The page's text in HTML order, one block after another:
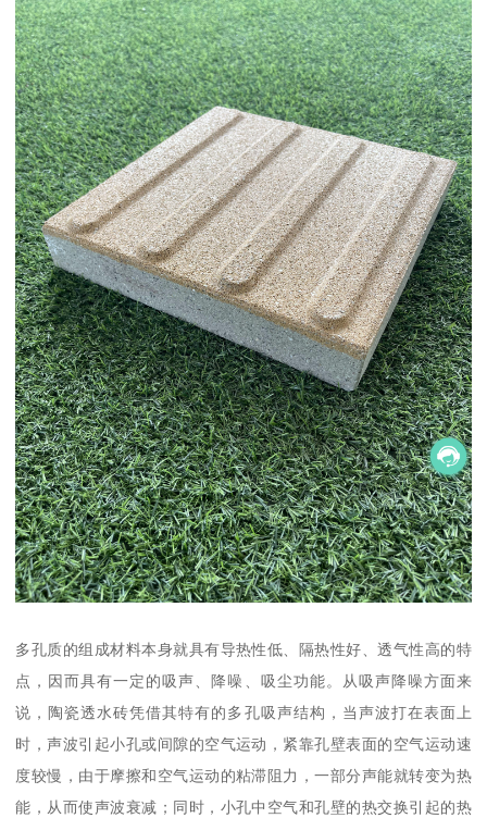
多孔质的组成材料本身就具有导热性低、隔热性好、透气性高的特
点，因而具有一定的吸声、降噪、吸尘功能。从吸声降噪方面来
说，陶瓷透水砖凭借其特有的多孔吸声结构，当声波打在表面上
时，声波引起小孔或间隙的空气运动，紧靠孔壁表面的空气运动速
度较慢，由于摩擦和空气运动的粘滞阻力，一部分声能就转变为热
能，从而使声波衰减；同时，小孔中空气和孔壁的热交换引起的热